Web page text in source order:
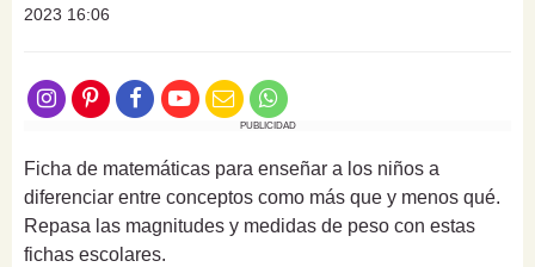
2023 16:06
PUBLICIDAD
Ficha de matemáticas para enseñar a los niños a
diferenciar entre conceptos como más que y menos qué.
Repasa las magnitudes y medidas de peso con estas
fichas escolares.